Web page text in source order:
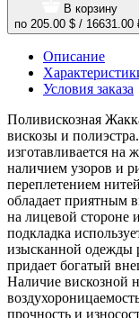
В корзину
по 205.00 $ / 16631.00
Описание
Условия заказа
Поливискозная
вискозы и
изготавливается на
наличием узоров и
переплетением
обладает приятным
на лицевой стороне
подкладка
изысканной одежды
придает богатый
Наличие вискозной
прочность и